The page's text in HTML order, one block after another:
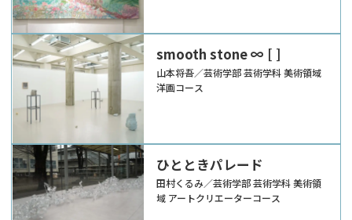
smooth stone ∞ [ ]
山本将吾／芸術学部 芸術学科 美術領域
洋画コース
ひとときパレード
田村くるみ／芸術学部 芸術学科 美術領
域 アートクリエーターコース